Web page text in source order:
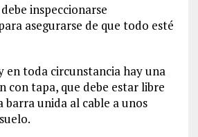
inspeccionarse
asegurarse de que todo esté
en toda circunstancia hay una
con tapa, que debe estar libre
barra unida al cable a unos